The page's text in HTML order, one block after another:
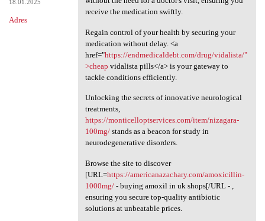
18.01.2025
Adres
receive the medication swiftly.
Regain control of your health by securing your
medication without delay. <a
href="https://endmedicaldebt.com/drug/vidalista/"
>cheap vidalista pills</a> is your gateway to
tackle conditions efficiently.
Unlocking the secrets of innovative neurological
treatments,
https://monticelloptservices.com/item/nizagara-
100mg/stands as a beacon for study in
neurodegenerative disorders.
Browse the site to discover
[URL=https://americanazachary.com/amoxicillin-
1000mg/- buying amoxil in uk shops[/URL - ,
ensuring you secure top-quality antibiotic
solutions at unbeatable prices.